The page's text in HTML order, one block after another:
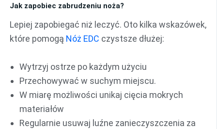
Jak zapobiec zabrudzeniu noża?
Lepiej zapobiegać niż leczyć. Oto kilka wskazówek,
które pomogą Nóż EDC czystsze dłużej:
Wytrzyj ostrze po każdym użyciu
Przechowywać w suchym miejscu.
W miarę możliwości unikaj cięcia mokrych
materiałów
Regularnie usuwaj luźne zanieczyszczenia za